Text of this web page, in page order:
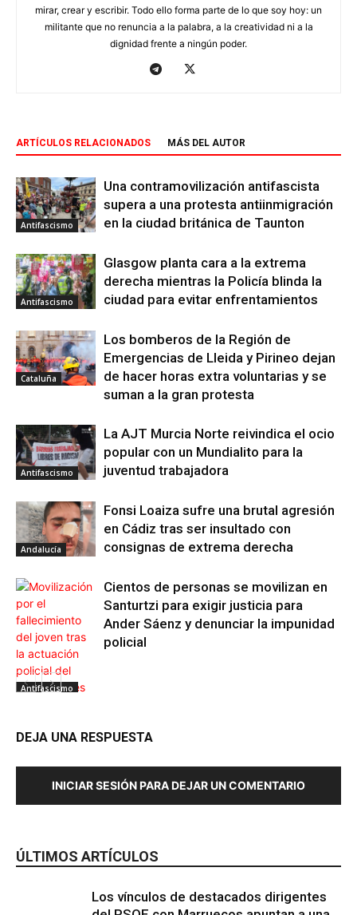
mirar, crear y escribir. Todo ello forma parte de lo que soy hoy: un
militante que no renuncia a la palabra, a la creatividad ni a la
dignidad frente a ningún poder.
ARTÍCULOS RELACIONADOS MÁS DEL AUTOR
Antifascismo
Una contramovilización antifascista
supera a una protesta antiinmigración
en la ciudad británica de Taunton
Antifascismo
Glasgow planta cara a la extrema
derecha mientras la Policía blinda la
ciudad para evitar enfrentamientos
Cataluña
Los bomberos de la Región de
Emergencias de Lleida y Pirineo dejan
de hacer horas extra voluntarias y se
suman a la gran protesta
Antifascismo
La AJT Murcia Norte reivindica el ocio
popular con un Mundialito para la
juventud trabajadora
Andalucía
Fonsi Loaiza sufre una brutal agresión
en Cádiz tras ser insultado con
consignas de extrema derecha
Antifascismo
Cientos de personas se movilizan en
Santurtzi para exigir justicia para
Ander Sáenz y denunciar la impunidad
policial
DEJA UNA RESPUESTA
INICIAR SESIÓN PARA DEJAR UN COMENTARIO
ÚLTIMOS ARTÍCULOS
Los vínculos de destacados dirigentes